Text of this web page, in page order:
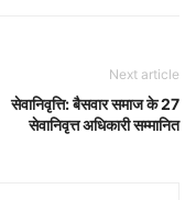
Next article
सेवानिवृत्ति: बैसवार समाज के 27
सेवानिवृत्त अधिकारी सम्मानित